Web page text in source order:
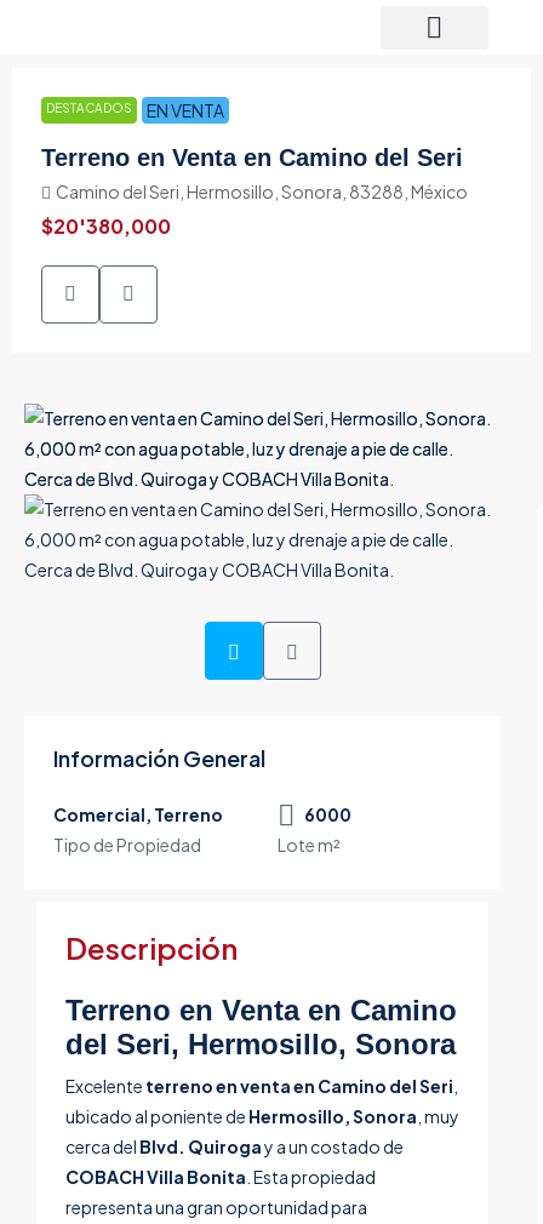
DESTACADOS EN VENTA
Terreno en Venta en Camino del Seri
Camino del Seri, Hermosillo, Sonora, 83288, México
$20'380,000
Información General
Comercial, Terreno
Tipo de Propiedad
6000
Lote m²
Descripción
Terreno en Venta en Camino
del Seri, Hermosillo, Sonora
Excelente terreno en venta en Camino del Seri
ubicado al poniente de Hermosillo, Sonora , muy
cerca del Blvd. Quirogay a un costado de
COBACH Villa Bonita . Esta propiedad
representa una gran oportunidad para